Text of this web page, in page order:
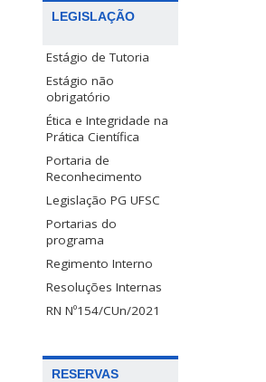
LEGISLAÇÃO
Estágio de Tutoria
Estágio não
obrigatório
Ética e Integridade na
Prática Científica
Portaria de
Reconhecimento
Legislação PG UFSC
Portarias do
programa
Regimento Interno
Resoluções Internas
RN Nº154/CUn/2021
RESERVAS